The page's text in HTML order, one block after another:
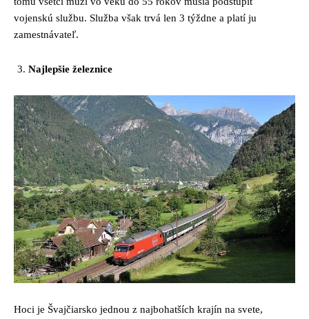
vojenskú službu. Služba však trvá len 3 týždne a platí ju
zamestnávateľ.
Najlepšie železnice
Hoci je Švajčiarsko jednou z najbohatších krajín na svete,